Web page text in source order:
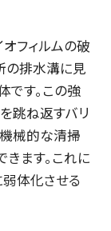
フィルムの破
の排水溝に見
です。この強
跳ね返すバリ
械的な清掃
ます。これに
体化させる